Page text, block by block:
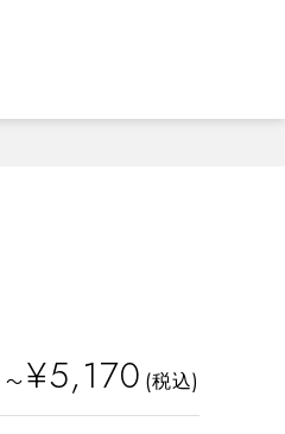
～ ¥5,170 (税込)